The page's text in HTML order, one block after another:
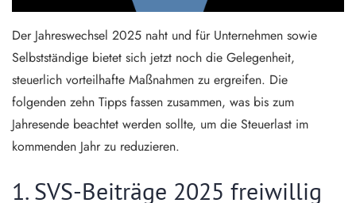
Der Jahreswechsel 2025 naht und für Unternehmen sowie
Selbstständige bietet sich jetzt noch die Gelegenheit,
steuerlich vorteilhafte Maßnahmen zu ergreifen. Die
folgenden zehn Tipps fassen zusammen, was bis zum
Jahresende beachtet werden sollte, um die Steuerlast im
kommenden Jahr zu reduzieren.
1. SVS-Beiträge 2025 freiwillig